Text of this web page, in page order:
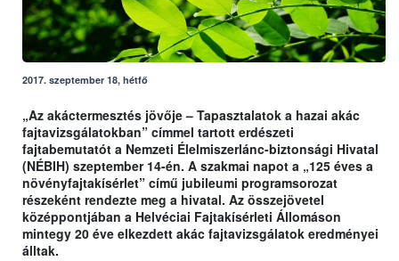
2017. szeptember 18, hétfő
„Az akáctermesztés jövője – Tapasztalatok a hazai akác
fajtavizsgálatokban” címmel tartott erdészeti
fajtabemutatót a Nemzeti Élelmiszerlánc-biztonsági Hivatal
(NÉBIH) szeptember 14-én. A szakmai napot a „125 éves a
növényfajtakísérlet” című jubileumi programsorozat
részeként rendezte meg a hivatal. Az összejövetel
középpontjában a Helvéciai Fajtakísérleti Állomáson
mintegy 20 éve elkezdett akác fajtavizsgálatok eredményei
álltak.